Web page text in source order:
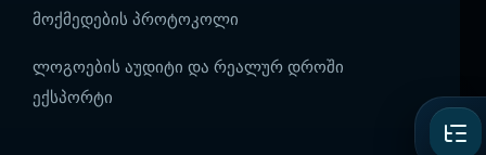
მოქმედების პროტოკოლი
ლოგოების აუდიტი და რეალურ დროში
ექსპორტი